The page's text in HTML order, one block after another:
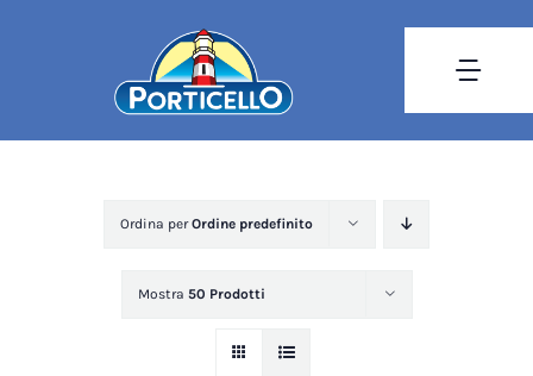
CATALOGO
AZIENDA
Ordina perOrdine predefinito
Mostra 50 Prodotti